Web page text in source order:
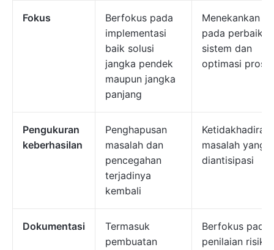
Fokus
Berfokus pada
implementasi
baik solusi
jangka pendek
maupun jangka
panjang
Menekankan
pada perbaikan
sistem dan
optimasi
Pengukuran
keberhasilan
Penghapusan
masalah dan
pencegahan
terjadinya
kembali
Ketidakhadiran
masalah yang
diantisipasi
Dokumentasi
Termasuk
pembuatan
Berfokus pada
penilaian risiko,